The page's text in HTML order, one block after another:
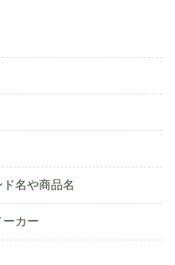
ド名や商品名
ーカー